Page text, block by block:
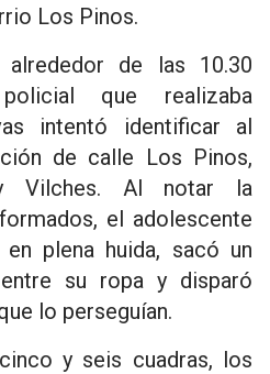
Los Pinos.
de las 10.30
que realizaba
intentó identificar al
de calle Los Pinos,
Vilches. Al notar la
el adolescente
plena huida, sacó un
su ropa y disparó
lo perseguían.
y seis cuadras, los